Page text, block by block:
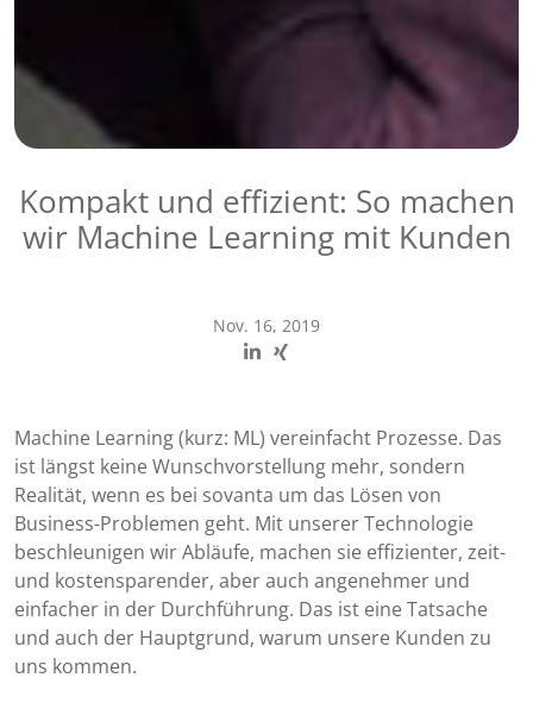
Kompakt und effizient: So machen
wir Machine Learning mit Kunden
Nov. 16, 2019
Machine Learning (kurz: ML) vereinfacht Prozesse. Das
ist längst keine Wunschvorstellung mehr, sondern
Realität, wenn es bei sovanta um das Lösen von
Business-Problemen geht. Mit unserer Technologie
beschleunigen wir Abläufe, machen sie effizienter, zeit-
und kostensparender, aber auch angenehmer und
einfacher in der Durchführung. Das ist eine Tatsache
und auch der Hauptgrund, warum unsere Kunden zu
uns kommen.